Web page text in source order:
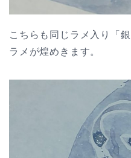
こちらも同じラメ入り「
ラメが煌めきます。